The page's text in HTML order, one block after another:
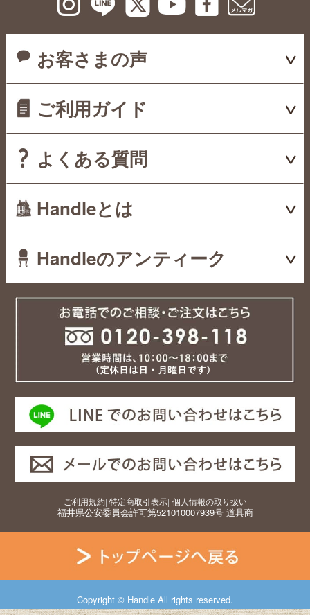
お客さまの声
ご利用ガイド
よくある質問
Handleとは
Handleのアンティーク
ご利用規約| 特定商取引表示| 個人情報の取り扱い
福井県公安委員会許可第521010007939号 道具商
Copyright © Handle All rights reserved.